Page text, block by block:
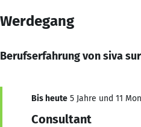
Werdegang
Berufserfahrung von siva
Bis heute 5 Jahre und 11
Consultant